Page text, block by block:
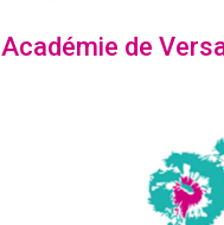
Académie de